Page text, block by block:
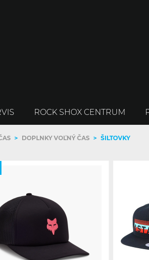
ROCK SHOX CENTRUM
> DOPLNKY VOĽNÝ ČAS > ŠILTOVKY